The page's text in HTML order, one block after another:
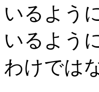
いるよう
いるよう
わけでは